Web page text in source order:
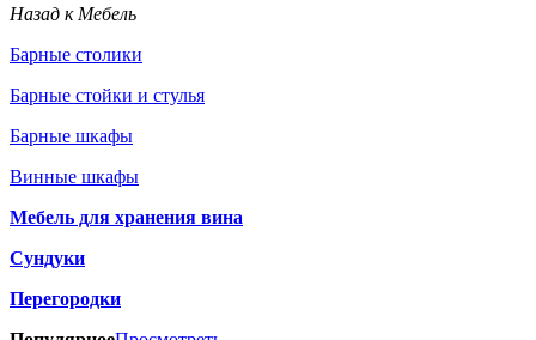
Назад к Мебель
Барные столики
Барные стойки и стулья
Барные шкафы
Винные шкафы
Мебель для хранения вина
Сундуки
Перегородки